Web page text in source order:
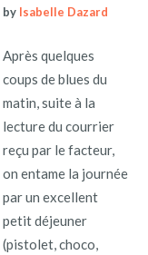
by Isabelle Dazard
Après quelques
coups de blues du
matin, suite à la
lecture du courrier
reçu par le facteur,
on entame la journée
par un excellent
petit déjeuner
(pistolet, choco,